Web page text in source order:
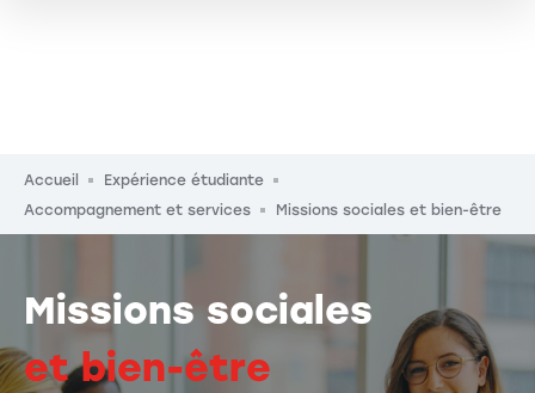
Fil d'Ariane
Accueil
Expérience étudiante
Accompagnement et services
Missions sociales et bien-être
Missions sociales
et bien-être